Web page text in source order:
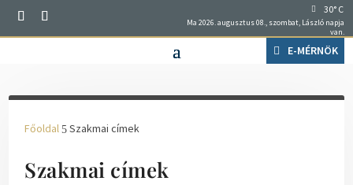
30° C
Ma 2026. augusztus 08., szombat, László napja
van.
E-MÉRNÖK
Főoldal 5 Szakmai címek
Szakmai címek